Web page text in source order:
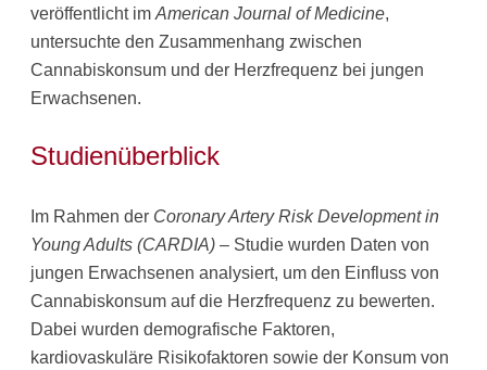
veröffentlicht im American Journal of Medicine,
untersuchte den Zusammenhang zwischen
Cannabiskonsum und der Herzfrequenz bei jungen
Erwachsenen.​
Studienüberblick
Im Rahmen der Coronary Artery Risk Development in
Young Adults (CARDIA) – Studie wurden Daten von
jungen Erwachsenen analysiert, um den Einfluss von
Cannabiskonsum auf die Herzfrequenz zu bewerten.
Dabei wurden demografische Faktoren,
kardiovaskuläre Risikofaktoren sowie der Konsum von